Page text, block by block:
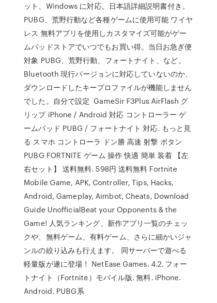
ット、Windows に対応。日本語詳細説明書付き。
PUBG、荒野行動など各種ゲームに使用可能 ワイヤ
レス 無料アプリを使用しカスタマイズ可能がゲー
ムパッドストアでいつでもお買い得。当日お急ぎ便
対象 PUBG、荒野行動、フォートナイト、など。
Bluetooth 現行バージョンに対応していないのか、
ダウンロードしたキープロファイルが機能しません
でした。自分で設定 GameSir F3Plus AirFlash グ
リップ iPhone / Android 対応 コントローラー ゲ
ームパッド PUBG / フォートナイト 対応. もっと見
る スマホ コントローラ ドン勝 高速 射撃 ボタン
PUBG FORTNITE ゲーム 操作 快適 簡単 装着 【左
右セット】 送料無料. 598円 送料無料 Fortnite
Mobile Game, APK, Controller, Tips, Hacks,
Android, Gameplay, Aimbot, Cheats, Download
Guide UnofficialBeat your Opponents & the
Game! 人気ランキング、新作アプリ一覧のチェッ
クや、無料ゲーム、有料ゲーム、さらに細かいジャ
ンルの絞り込みも行えます。 同サーバーで遊べる
軽量版が遂に登場！ NetEase Games. 4.2. フォー
トナイト（Fortnite）モバイル版. 無料. iPhone.
Android. PUBG系